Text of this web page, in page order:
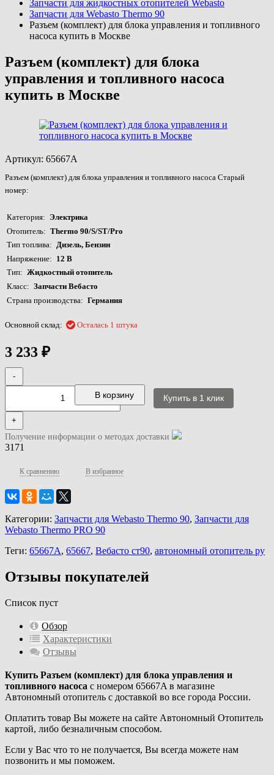
Запчасти для жидкостных отопителей Webasto
Запчасти для Webasto Thermo 90
Разъем (комплект) для блока управления и топливного
насоса купить в Москве
Разъем (комплект) для блока
управления и топливного насоса
купить в Москве
Артикул: 65667A
Разъем (комплект) для блока управления и топливного насоса Старый
номер:
Категория
Электрика
Отопитель
Thermo 90/S/ST/Pro
Тип топлива
Дизель, Бензин
Напряжение
12 В
Тип
Жидкостный отопитель
Класс
Запчасти Вебасто
Страна производства
Германия
Основной склад: Осталась 1 штука
3 233 ₽
-
+
В корзину
Получение информации о методах доставки
3171
К сравнению В избранное
Категории: Запчасти для Webasto Thermo 90, Запчасти для
Webasto Thermo PRO 90
Теги: 65667A, 65667, Вебасто ст90, автономный отопитель ру
Отзывы покупателей
Список пуст
Обзор
Характеристики
Отзывы
Купить Разъем (комплект) для блока управления и
топливного насоса с номером 65667A в магазине
Автономный отопитель с доставкой во все города России.
Оплатить товар Вы можете на сайте Автономный Отопитель
картой, либо безналичным способом.
Если у Вас что то не получается, Вы всегда можете нам
позвонить и мы поможем.